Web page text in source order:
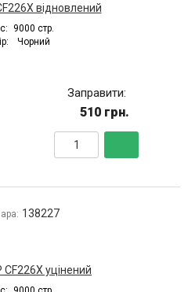
відновлений
9000 стр.
Чорний
Заправити:
510 грн.
138227
уцінений